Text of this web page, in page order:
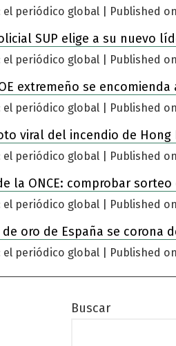
el periódico global Published
SUP elige a su nuevo
el periódico global Published
extremeño se
el periódico global Published
viral del incendio de
el periódico global Published
la ONCE: comprobar
el periódico global Published
de oro de España se corona
el periódico global Published
Buscar